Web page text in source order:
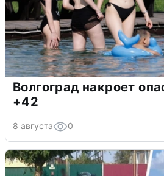
Волгоград накроет
+42
8 августа 0